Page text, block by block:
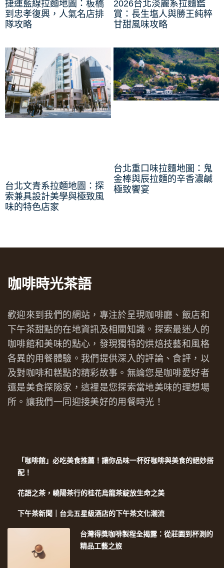
捷運藍線拉麵地圖：板橋
到忠孝復興，人氣名店排
隊攻略
2026台北淡麗系拉麵鑑
賞：長生塩人與勝王純粹
甘甜風味攻略
台北文青系拉麵地圖：探
索兼具設計美學與極致風
味的特色店家
台北重口味拉麵地圖：鬼
金棒與辰拉麵的辛香濃鹹
極致饗宴
咖啡時光茶語
歡迎來到我們的網站，專注於呈現咖啡廳、飯店和
下午茶甜點的在地資訊及相關知識。探索最迷人的
咖啡館和美味的點心，發現獨特的烘焙技藝和風格
各異的用餐體驗。我們提供深入的評論、食評，以
及對咖啡和糕點的精彩故事。無論您是咖啡愛好者
還是美食探險家，這裡是您探索當地美味的理想場
所。讓我們一同迎接美好的用餐時光！
「咖啡館」必吃美食推薦！讓你品味一杯好咖啡與美食的絕妙搭
配！
花語之茶，嶢陽茶行的桂花烏龍茶綻放生命之美
下午茶新聞｜台北五星級酒店的下午茶文化潮流
台灣得獎咖啡製程全揭露：從莊園到杯測的
精品工藝之旅